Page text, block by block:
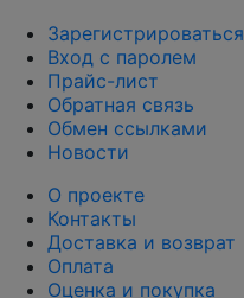
Зарегистрироваться
Вход с паролем
Прайс-лист
Обратная связь
Обмен ссылками
Новости
О проекте
Контакты
Доставка и возврат
Оплата
Оценка и покупка